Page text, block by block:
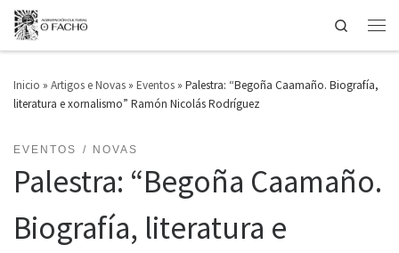
Saltar ao contido
Search
Inicio » Artigos e Novas » Eventos » Palestra: “Begoña Caamaño. Biografía,
literatura e xornalismo” Ramón Nicolás Rodríguez
EVENTOS NOVAS
Palestra: “Begoña Caamaño.
Biografía, literatura e